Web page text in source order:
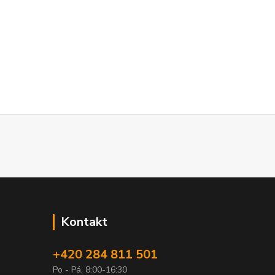
Kontakt
+420 284 811 501
Po - Pá, 8:00-16:30